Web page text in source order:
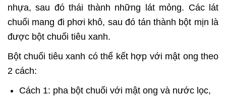
nhựa, sau đó thái thành những lát mỏng. Các lát
chuối mang đi phơi khô, sau đó tán thành bột mịn là
được bột chuối tiêu xanh.
Bột chuối tiêu xanh có thể kết hợp với mật ong theo
2 cách:
Cách 1: pha bột chuối với mật ong và nước lọc,